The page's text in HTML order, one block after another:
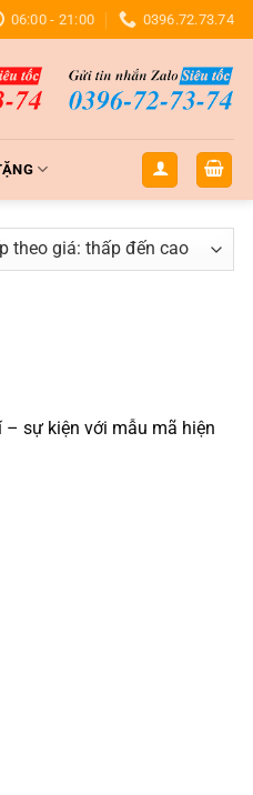
06:00 - 21:00 0396.72.73.74
sự kiện với mẫu mã hiện